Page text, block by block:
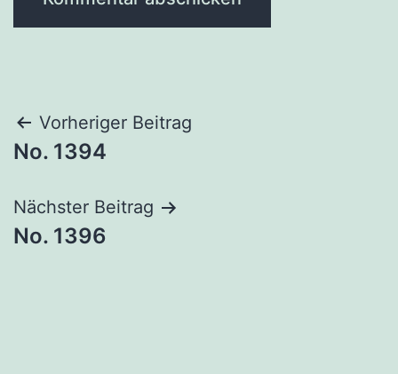
Beitragsnavigation
Vorheriger Beitrag
No. 1394
Nächster Beitrag
No. 1396